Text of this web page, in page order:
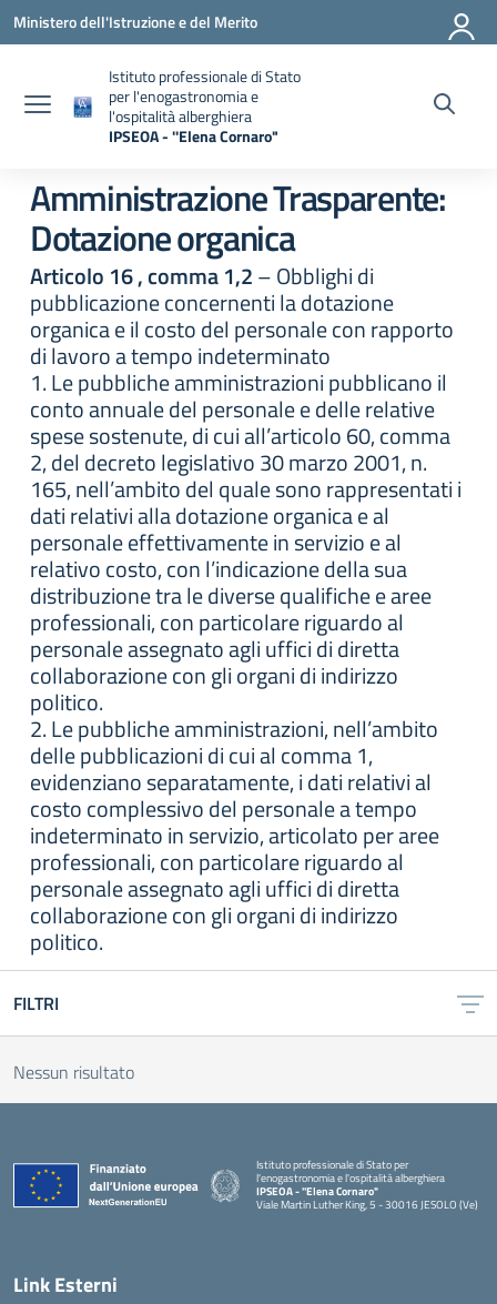
Vai ai contenuti
Vai al menu di navigazione
Vai al footer
Ministero dell'Istruzione e del Merito
Istituto professionale di Stato
per l'enogastronomia e
l'ospitalità alberghiera
IPSEOA - ''Elena Cornaro"
Amministrazione Trasparente:
Dotazione organica
Articolo 16 , comma 1,2– Obblighi di
pubblicazione concernenti la dotazione
organica e il costo del personale con rapporto
di lavoro a tempo indeterminato
1. Le pubbliche amministrazioni pubblicano il
conto annuale del personale e delle relative
spese sostenute, di cui all’articolo 60, comma
2, del decreto legislativo 30 marzo 2001, n.
165, nell’ambito del quale sono rappresentati i
dati relativi alla dotazione organica e al
personale effettivamente in servizio e al
relativo costo, con l’indicazione della sua
distribuzione tra le diverse qualifiche e aree
professionali, con particolare riguardo al
personale assegnato agli uffici di diretta
collaborazione con gli organi di indirizzo
politico.
2. Le pubbliche amministrazioni, nell’ambito
delle pubblicazioni di cui al comma 1,
evidenziano separatamente, i dati relativi al
costo complessivo del personale a tempo
indeterminato in servizio, articolato per aree
professionali, con particolare riguardo al
personale assegnato agli uffici di diretta
collaborazione con gli organi di indirizzo
politico.
FILTRI
Nessun risultato
Istituto professionale di Stato per
l'enogastronomia e l'ospitalità alberghiera
IPSEOA - ''Elena Cornaro"
Viale Martin Luther King, 5 - 30016 JESOLO (Ve)
— Visita la pagina iniziale della scuola
Link Esterni